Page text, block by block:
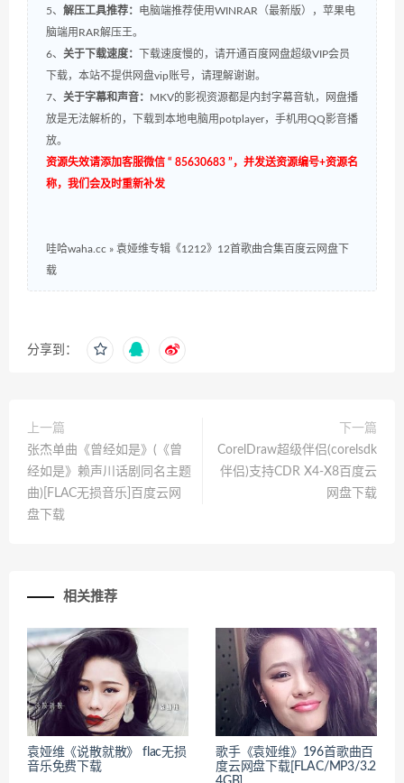
5、 解压工具推荐： 电脑端推荐使用WINRAR（最新版），苹果电
脑端用RAR解压王。
6、 关于下载速度：
下载速度慢的，请开通百度网盘超级VIP会员
下载，本站不提供网盘vip账号，请理解谢谢。
7、 关于字幕和声音：
MKV的影视资源都是内封字幕音轨，网盘播
放是无法解析的，下载到本地电脑用potplayer，手机用QQ影音播
放。
资源失效请添加客服微信 “ 85630683 ”，并发送资源编号+资源名
称，我们会及时重新补发
哇哈waha.cc » 袁娅维专辑《1212》12首歌曲合集百度云网盘下
载
分享到：
上一篇
张杰单曲《曾经如是》(《曾
经如是》赖声川话剧同名主题
曲)[FLAC无损音乐]百度云网
盘下载
下一篇
CorelDraw超级伴侣(corelsdk
伴侣)支持CDR X4-X8百度云
网盘下载
相关推荐
袁娅维《说散就散》 flac无损
音乐免费下载
歌手《袁娅维》196首歌曲百
度云网盘下载[FLAC/MP3/3.2